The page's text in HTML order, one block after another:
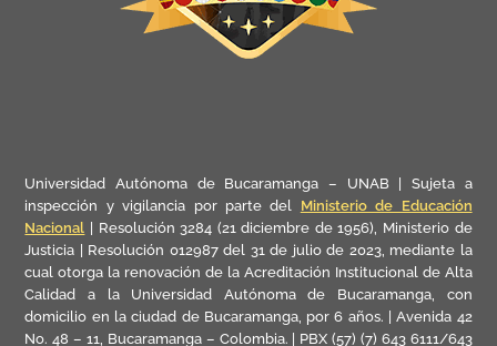
Universidad Autónoma de Bucaramanga – UNAB | Sujeta a
inspección y vigilancia por parte del Ministerio de Educación
Nacional | Resolución 3284 (21 diciembre de 1956), Ministerio de
Justicia | Resolución 012987 del 31 de julio de 2023, mediante la
cual otorga la renovación de la Acreditación Institucional de Alta
Calidad a la Universidad Autónoma de Bucaramanga, con
domicilio en la ciudad de Bucaramanga, por 6 años. | Avenida 42
No. 48 – 11, Bucaramanga – Colombia. | PBX (57) (7) 643 6111/643